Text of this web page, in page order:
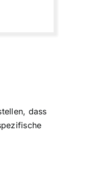
dass